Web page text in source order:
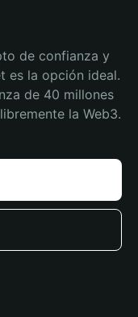
de confianza y
es la opción ideal.
de 40 millones
la Web3.